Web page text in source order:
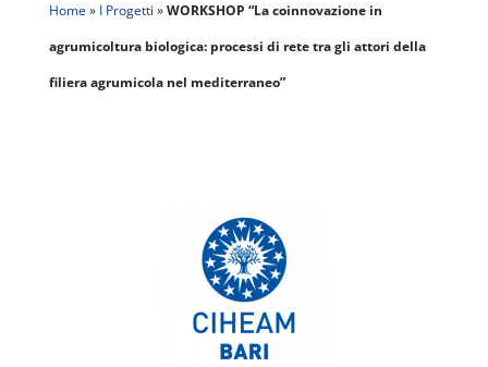
Home » I Progetti »WORKSHOP “La coinnovazione in
agrumicoltura biologica: processi di rete tra gli attori della
filiera agrumicola nel mediterraneo”